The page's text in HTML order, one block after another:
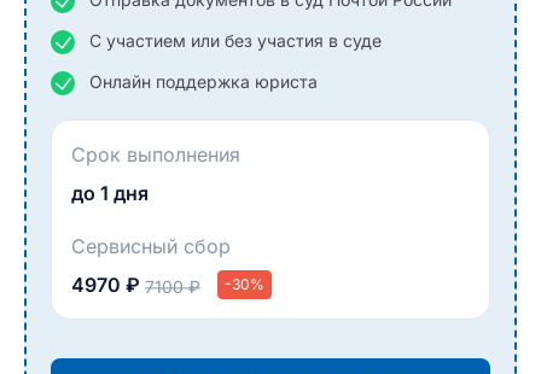
С участием или без участия в суде
Онлайн поддержка юриста
Срок выполнения
до 1 дня
Сервисный сбор
4970 ₽ 7100 ₽ -30%